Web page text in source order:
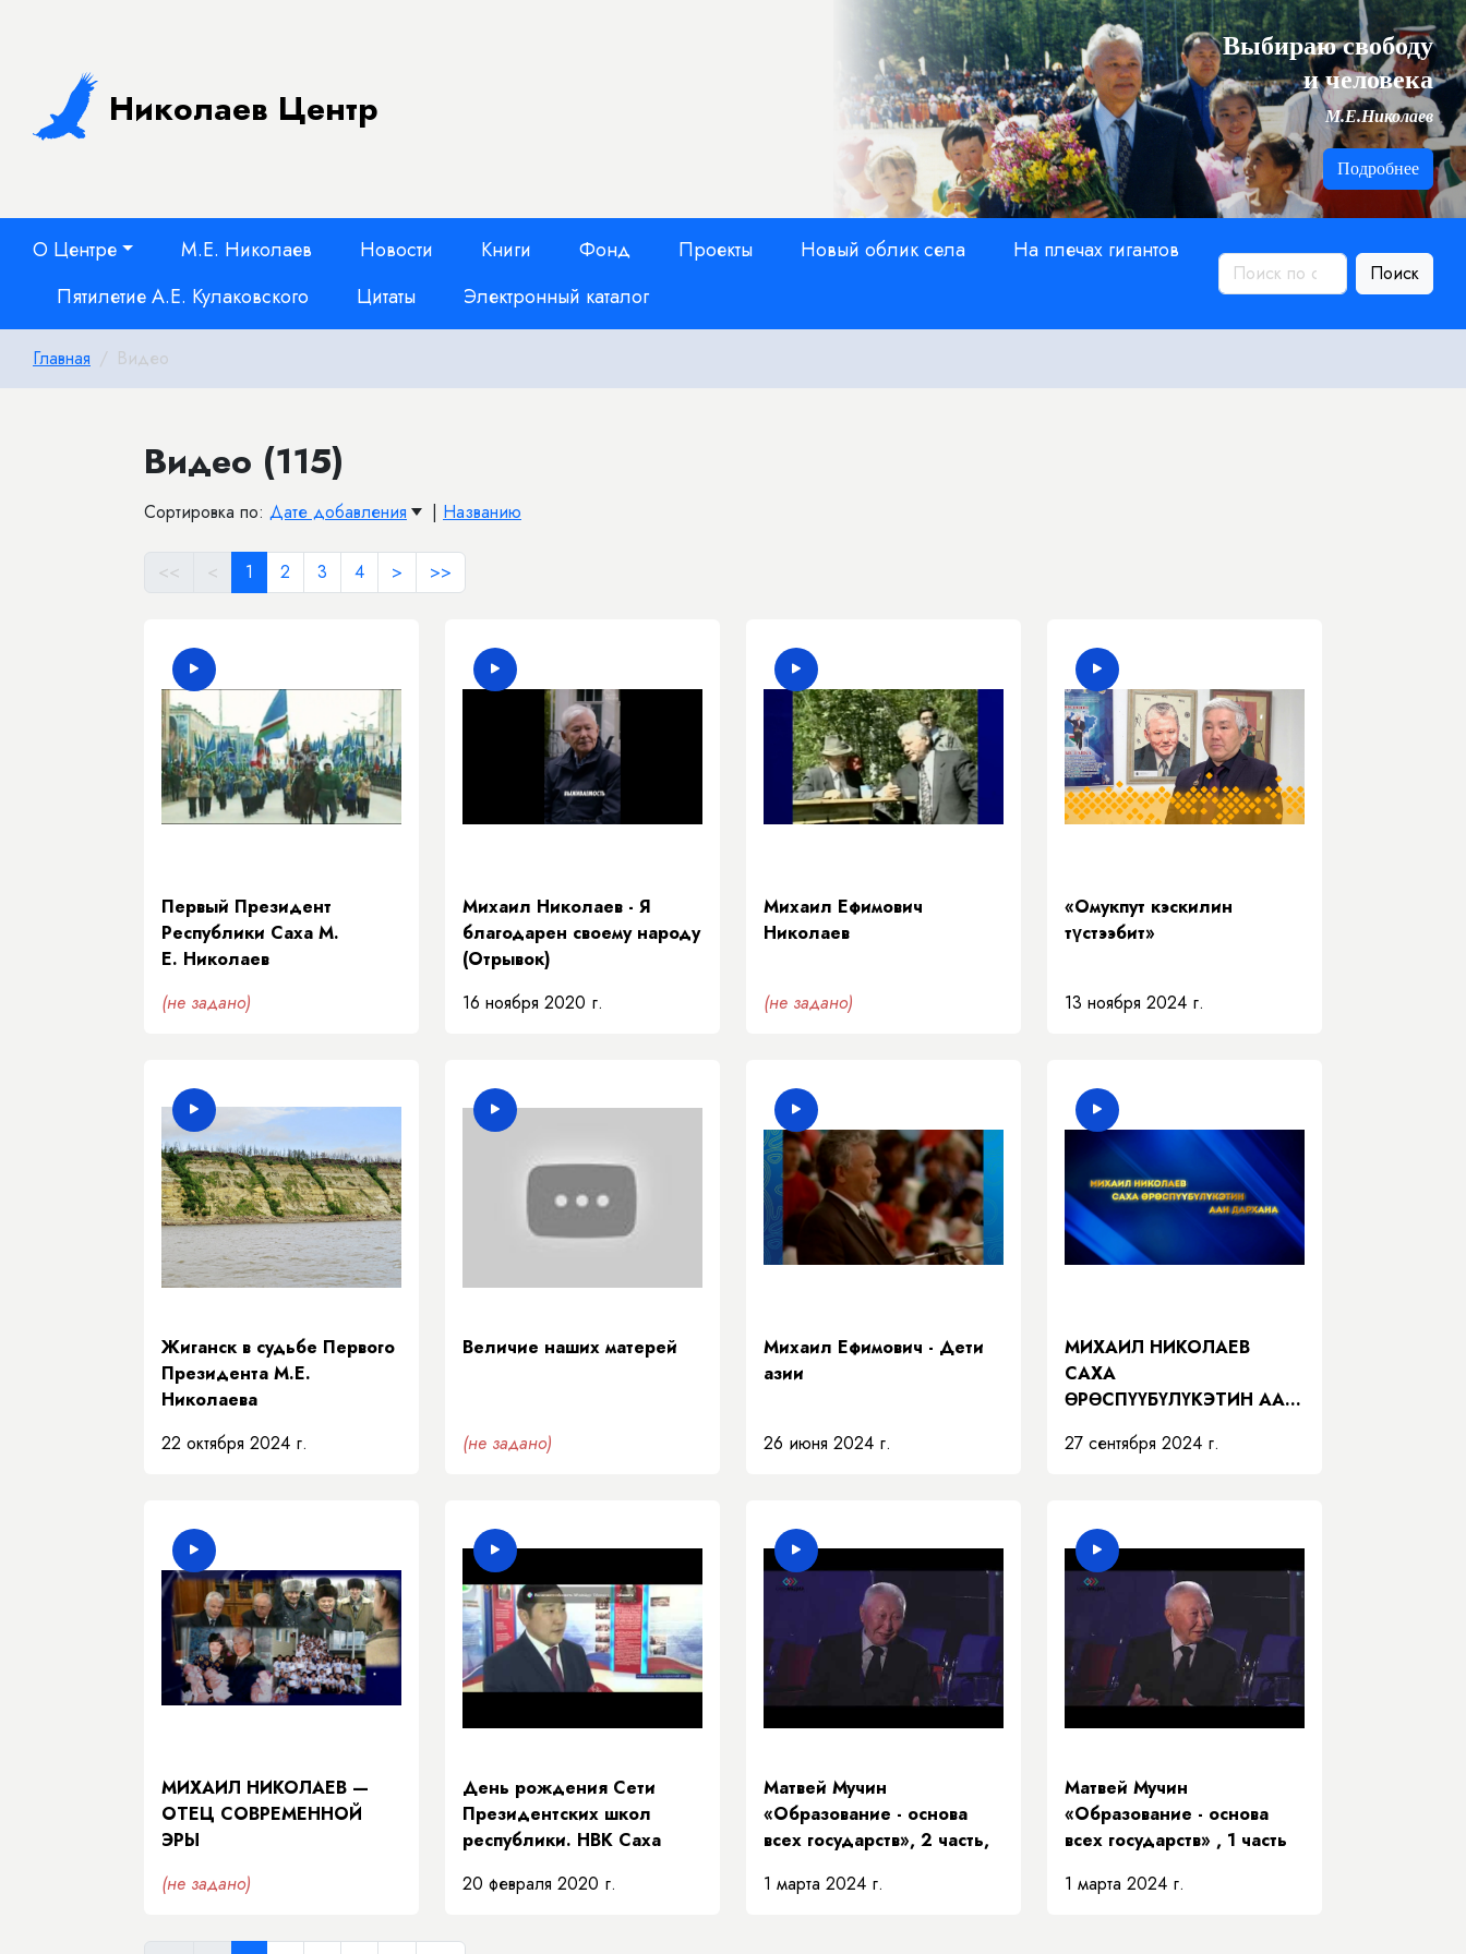
Николаев Центр
Выбираю свободу
и человека
М.Е.Николаев
Подробнее
О Центре М.Е. Николаев Новости Книги Фонд Проекты Новый облик села
На плечах гигантов
Пятилетие А.Е. Кулаковского
Цитаты Электронный каталог
Поиск
Главная Видео
Видео (115)
Сортировка по: Дате добавления | Названию
<< < 1 2 3 4 > >>
Первый Президент
Республики Саха М.
Е. Николаев
(не задано)
Михаил Николаев - Я
благодарен своему народу
(Отрывок)
16 ноября 2020 г.
Михаил Ефимович
Николаев
(не задано)
«Омукпут кэскилин
түстээбит»
13 ноября 2024 г.
Жиганск в судьбе Первого
Президента М.Е.
Николаева
22 октября 2024 г.
Величие наших матерей
(не задано)
Михаил Ефимович - Дети
азии
26 июня 2024 г.
МИХАИЛ НИКОЛАЕВ
САХА
ӨРӨСПҮҮБҮЛҮКЭТИН ААН
27 сентября 2024 г.
МИХАИЛ НИКОЛАЕВ —
ОТЕЦ СОВРЕМЕННОЙ
ЭРЫ
(не задано)
День рождения Сети
Президентских школ
республики. НВК Саха
20 февраля 2020 г.
Матвей Мучин
«Образование - основа
всех государств», 2 часть,
1 марта 2024 г.
Матвей Мучин
«Образование - основа
всех государств» , 1 часть
1 марта 2024 г.